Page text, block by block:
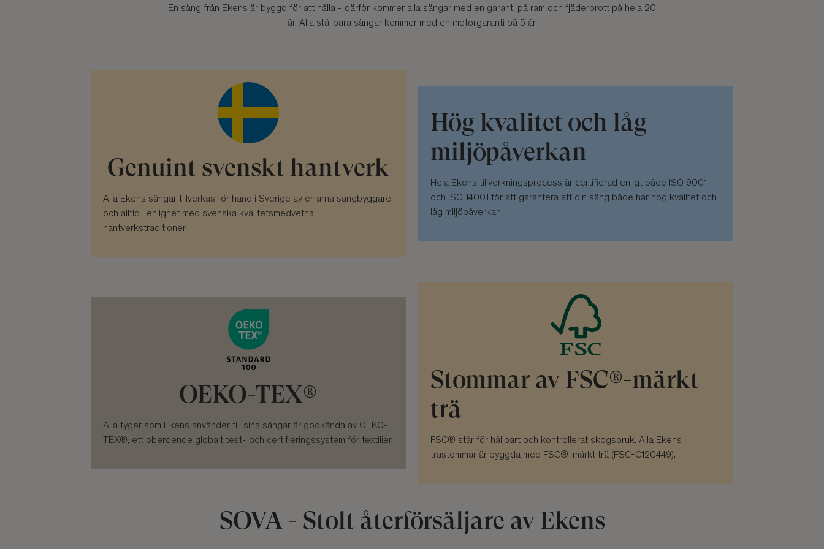
En säng från Ekens är byggd för att hålla - därför kommer alla sängar med en garanti på ram och fjäderbrott på hela 20
år. Alla ställbara sängar kommer med en motorgaranti på 5 år.
Genuint svenskt hantverk
Alla Ekens sängar tillverkas för hand i Sverige av erfarna sängbyggare
och alltid i enlighet med svenska kvalitetsmedvetna
hantverkstraditioner.
Hög kvalitet och låg
miljöpåverkan
Hela Ekens tillverkningsprocess är certifierad enligt både ISO 9001
och ISO 14001 för att garantera att din säng både har hög kvalitet och
låg miljöpåverkan.
OEKO-TEX®
Alla tyger som Ekens använder till sina sängar är godkända av OEKO-
TEX®, ett oberoende globalt test- och certifieringssystem för textilier.
Stommar av FSC®-märkt
trä
FSC® står för hållbart och kontrollerat skogsbruk. Alla Ekens
trästommar är byggda med FSC®-märkt trä (FSC-C120449).
SOVA - Stolt återförsäljare av Ekens